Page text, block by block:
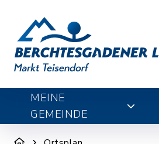
MEINE
GEMEINDE